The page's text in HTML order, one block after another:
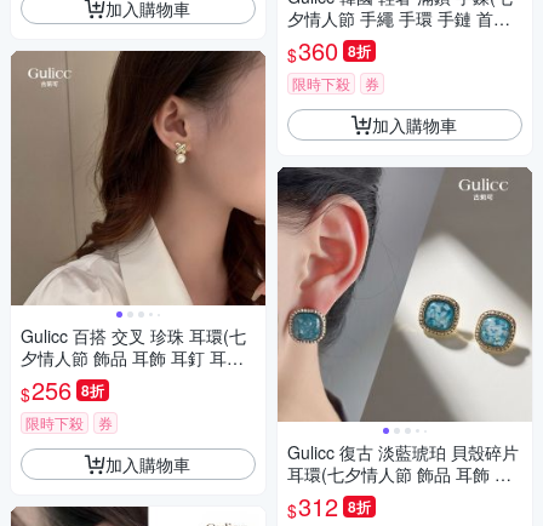
加入購物車
Gulicc 百搭 交叉 珍珠 耳環(七
夕情人節 飾品 耳飾 耳釘 耳扣
耳環 生日禮物 )
$256 8折
限時下殺 券
加入購物車
夕情人節 手繩 手環 手鏈 首飾
飾品 生日禮物 禮物)
$360 8折
限時下殺 券
加入購物車
Gulicc 復古 淡藍琥珀 貝殼碎片
耳環(七夕情人節 飾品 耳飾 耳
釘 耳扣 耳環 生日禮物 )
$312 8折